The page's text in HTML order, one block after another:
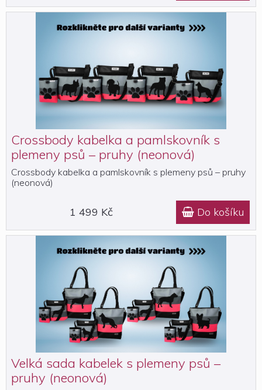
Crossbody kabelka a pamlskovník s
plemeny psů – pruhy (neonová)
Crossbody kabelka a pamlskovník s plemeny psů – pruhy
(neonová)
1 499 Kč  Do košíku
Velká sada kabelek s plemeny psů –
pruhy (neonová)